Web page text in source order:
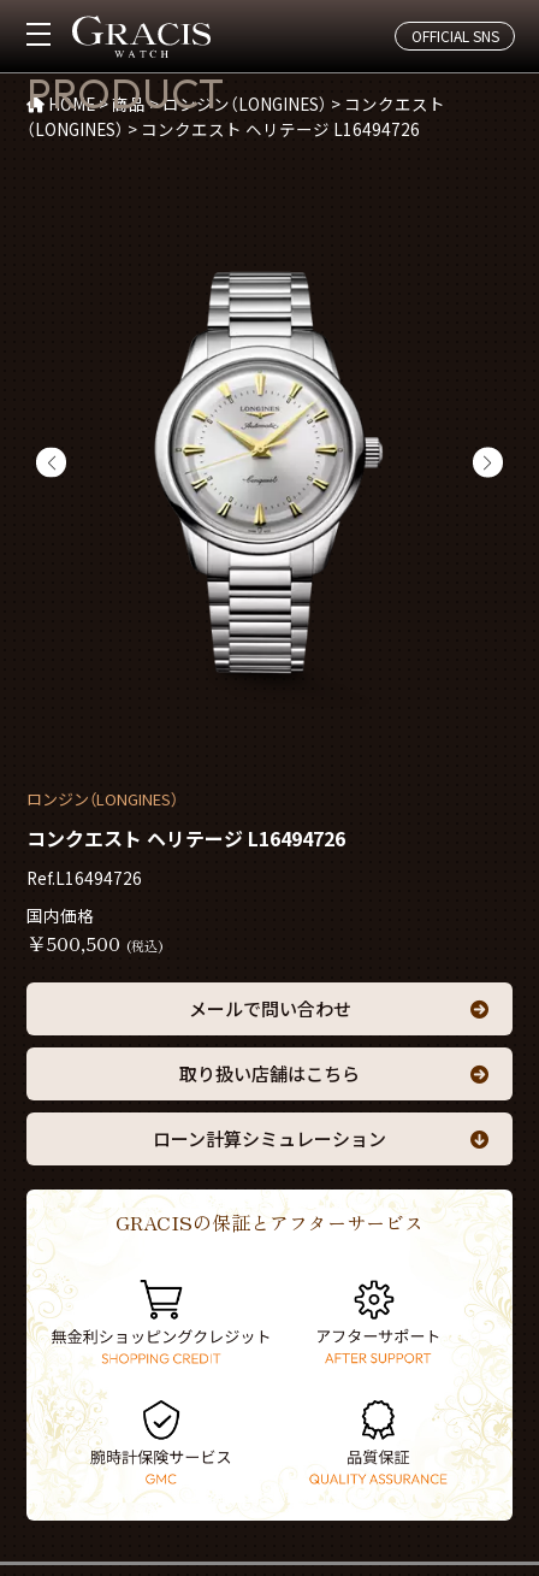
OFFICIAL SNS
商品紹介
PRODUCT
HOME>商品>ロンジン（LONGINES） > コンクエスト
（LONGINES） > コンクエスト ヘリテージ L16494726
ロンジン（LONGINES）
コンクエスト ヘリテージ L16494726
Ref.L16494726
国内価格
￥500,500 (税込)
メールで問い合わせ
取り扱い店舗はこちら
ローン計算シミュレーション
GRACISの保証とアフターサービス